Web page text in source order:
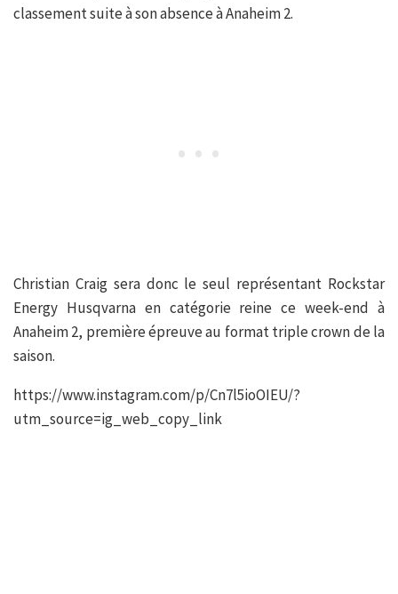
classement suite à son absence à Anaheim 2.
Christian Craig sera donc le seul représentant Rockstar
Energy Husqvarna en catégorie reine ce week-end à
Anaheim 2, première épreuve au format triple crown de la
saison.
https://www.instagram.com/p/Cn7l5ioOIEU/?
utm_source=ig_web_copy_link